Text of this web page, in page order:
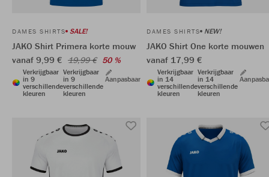
DAMES SHIRTS SALE!
JAKO Shirt Primera korte mouw
vanaf 9,99 € 19,99 € 50 %
Verkrijgbaar
in 9
verschillende
kleuren
Verkrijgbaar
in 9
verschillende
kleuren
Aanpasbaar
DAMES SHIRTS NEW!
JAKO Shirt One korte mouwen
vanaf 17,99 €
Verkrijgbaar
in 14
verschillende
kleuren
Verkrijgbaar
in 14
verschillende
kleuren